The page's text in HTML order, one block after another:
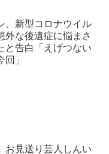
、新型コロナウイル
外な後遺症に悩まさ
と告白「えげつない
」
お見送り芸人しんい